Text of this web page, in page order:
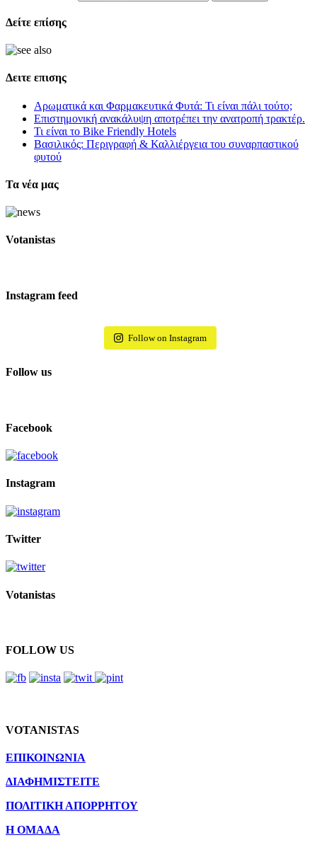
Δείτε επίσης
Δειτε επισης
Αρωματικά και Φαρμακευτικά Φυτά: Τι είναι πάλι τούτο;
Επιστημονική ανακάλυψη αποτρέπει την ανατροπή τρακτέρ.
Τι είναι το Bike Friendly Hotels
Βασιλικός: Περιγραφή & Καλλιέργεια του συναρπαστικού
φυτού
Τα νέα μας
Votanistas
Instagram feed
Follow on Instagram
Follow us
Facebook
Instagram
Twitter
Votanistas
FOLLOW US
VOTANISTAS
ΕΠΙΚΟΙΝΩΝΙΑ
ΔΙΑΦΗΜΙΣΤΕΙΤΕ
ΠΟΛΙΤΙΚΗ ΑΠΟΡΡΗΤΟΥ
Η ΟΜΑΔΑ